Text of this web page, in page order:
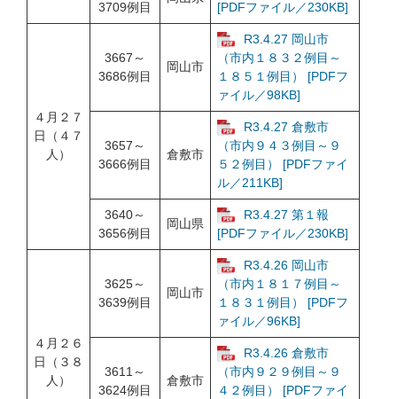
3709例目
[PDFファイル／230KB]
４月２７
日（４７
人）
3667～
3686例目
岡山市
R3.4.27 岡山市
（市内１８３２例目～
１８５１例目） [PDFフ
ァイル／98KB]
3657～
3666例目
倉敷市
R3.4.27 倉敷市
（市内９４３例目～９
５２例目） [PDFファイ
ル／211KB]
3640～
3656例目
岡山県
R3.4.27 第１報
[PDFファイル／230KB]
４月２６
日（３８
人）
3625～
3639例目
岡山市
R3.4.26 岡山市
（市内１８１７例目～
１８３１例目） [PDFフ
ァイル／96KB]
3611～
3624例目
倉敷市
R3.4.26 倉敷市
（市内９２９例目～９
４２例目） [PDFファイ